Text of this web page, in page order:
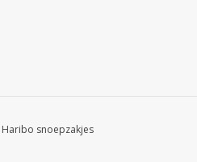
Haribo snoepzakjes